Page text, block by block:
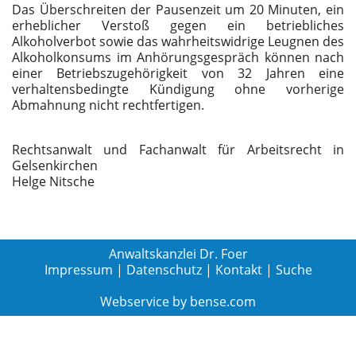
Das Überschreiten der Pausenzeit um 20 Minuten, ein
erheblicher Verstoß gegen ein betriebliches
Alkoholverbot sowie das wahrheitswidrige Leugnen des
Alkoholkonsums im Anhörungsgespräch können nach
einer Betriebszugehörigkeit von 32 Jahren eine
verhaltensbedingte Kündigung ohne vorherige
Abmahnung nicht rechtfertigen.
Rechtsanwalt und Fachanwalt für Arbeitsrecht in
Gelsenkirchen
Helge Nitsche
Anwaltskanzlei Dr. Foer
Impressum | Datenschutz| Kontakt| Suche
Webservice by bense.com